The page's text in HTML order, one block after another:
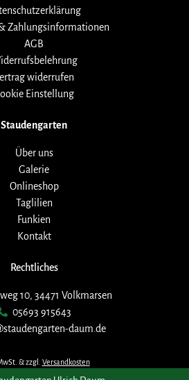
Zahlungsinformationen
AGB
widerrufen
Einstellung
Staudengarten
Über uns
Galerie
Onlineshop
Taglilien
Funkien
Kontakt
Rechtliches
10, 34471 Volkmarsen
05693 915643
daum.de
& zzgl. Versandkosten